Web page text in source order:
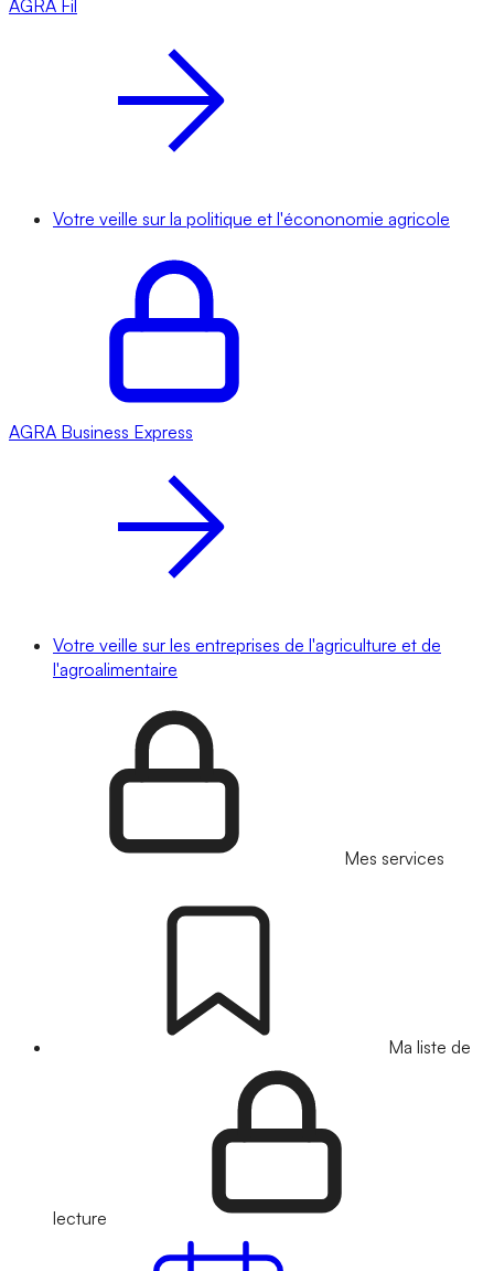
AGRA Fil
Votre veille sur la politique et l'écononomie agricole
AGRA Business Express
Votre veille sur les entreprises de l'agriculture et de
l'agroalimentaire
Mes services
Ma liste de
lecture